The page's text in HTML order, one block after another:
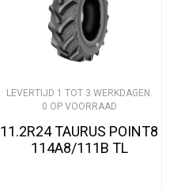
LEVERTIJD 1 TOT 3 WERKDAGEN.
0 OP VOORRAAD
11.2R24 TAURUS POINT8
114A8/111B TL